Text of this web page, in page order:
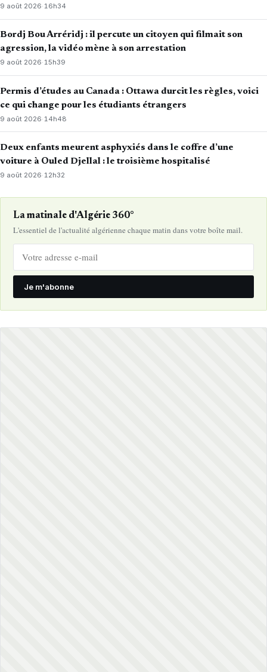
9 août 2026· 16h34
Bordj Bou Arréridj : il percute un citoyen qui filmait son
agression, la vidéo mène à son arrestation
9 août 2026·15h39
Permis d’études au Canada : Ottawa durcit les règles, voici
ce qui change pour les étudiants étrangers
9 août 2026· 14h48
Deux enfants meurent asphyxiés dans le coffre d’une
voiture à Ouled Djellal : le troisième hospitalisé
9 août 2026·12h32
La matinale d'Algérie 360°
L'essentiel de l'actualité algérienne chaque matin dans votre boîte mail.
Je m'abonne